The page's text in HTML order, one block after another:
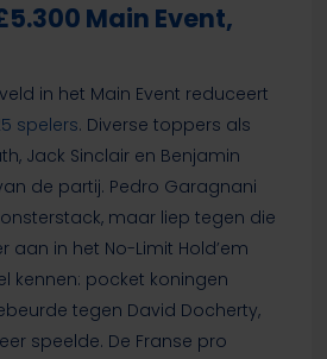
Main Event,
in het Main Event reduceert
spelers. Diverse toppers als
Jack Sinclair en Benjamin
de partij. Pedro Garagnani
maar liep tegen die
aan in het No-Limit Hold’em
kennen: pocket koningen
tegen David Docherty,
speelde. De Franse pro